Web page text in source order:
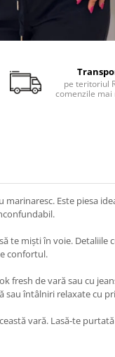
pe teritoriul
comenzile mai
Este piesa
te miști în voie. Detaliile
confortul.
fresh de vară sau cu
sau întâlniri relaxate cu
vară. Lasă-te